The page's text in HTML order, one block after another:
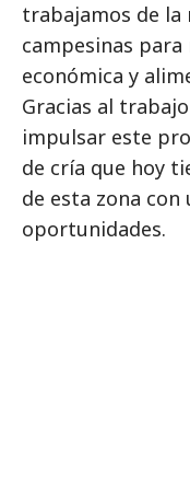
trabajamos de la
campesinas
económica y
Gracias al
impulsar este
de cría que hoy
de esta zona
oportunidades.